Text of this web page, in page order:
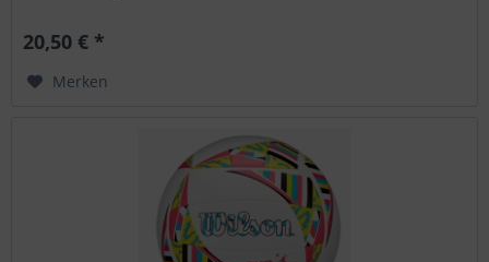
20,50 € *
Merken